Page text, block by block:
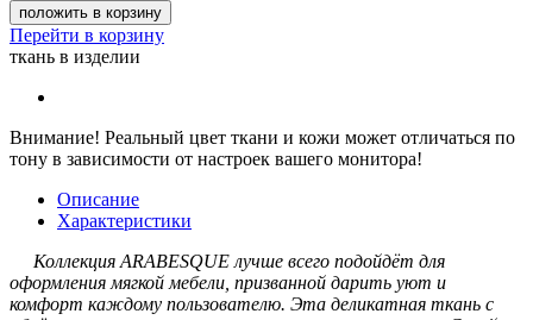
положить в корзину
Перейти в корзину
ткань в изделии
Внимание! Реальный цвет ткани и кожи может отличаться по
тону в зависимости от настроек вашего монитора!
Описание
Характеристики
Коллекция ARABESQUE лучше всего подойдёт для
оформления мягкой мебели, призванной дарить уют и
комфорт каждому пользователю. Эта деликатная ткань с